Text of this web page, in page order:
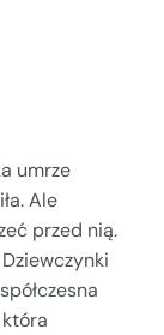
umrze
Ale
przed nią.